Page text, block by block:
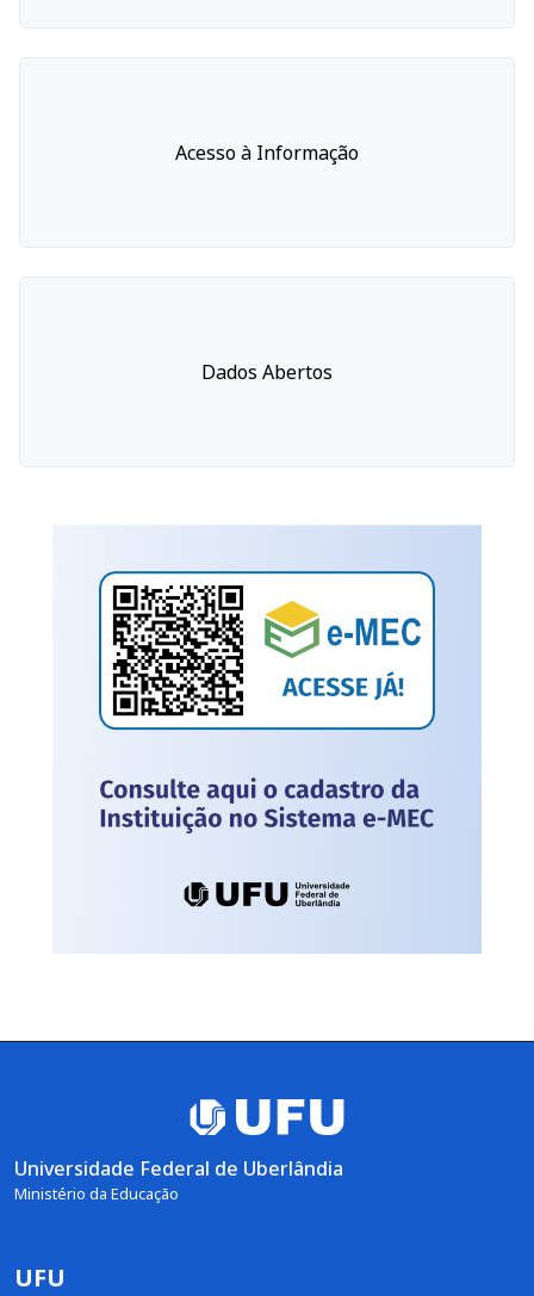
Acesso à Informação
Dados Abertos
Universidade Federal de Uberlândia
Ministério da Educação
UFU